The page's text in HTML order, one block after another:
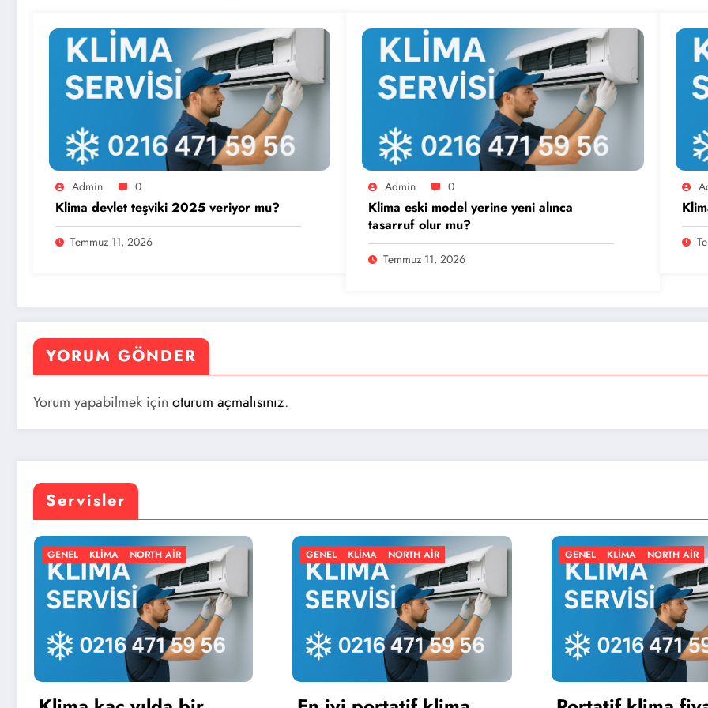
Admin 0
Klima devlet teşviki 2025 veriyor mu?
Temmuz 11, 2026
Admin 0
Klima eski model yerine yeni alınca
tasarruf olur mu?
Temmuz 11, 2026
YORUM GÖNDER
Yorum yapabilmek için oturum açmalısınız.
Servisler
GENEL KLIMA NORTH AIR GENEL KLIMA NORTH AIR